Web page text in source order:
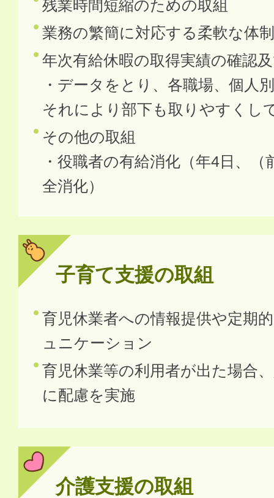
残業時間短縮のための取組
業務の繁簡に対応する柔軟な体
年次有給休暇の取得実績の確認
・データをとり、各職場、個人
それにより部下も取りやすくし
その他の取組
・役職者の有給消化（年4日、
全消化）
子育て支援の取組
育児休業者への情報提供や定期
ュニケーション
育児休業等の利用者が出た場合
に配慮を実施
介護支援の取組